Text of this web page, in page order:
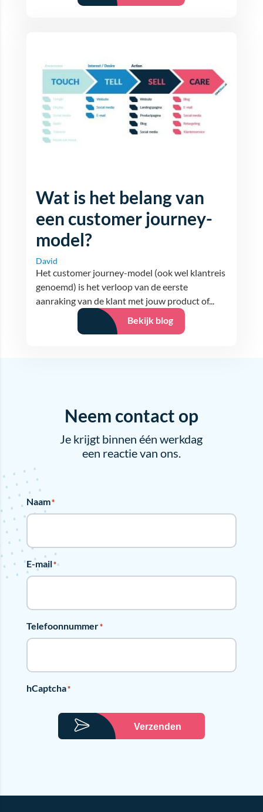
Wat is het belang van
een customer journey-
model?
David
Het customer journey-model (ook wel klantreis
genoemd) is het verloop van de eerste
aanraking van de klant met jouw product of...
Bekijk blog
Neem contact op
Je krijgt binnen één werkdag
een reactie van ons.
Naam*
E-mail*
Telefoonnummer*
hCaptcha*
Verzenden